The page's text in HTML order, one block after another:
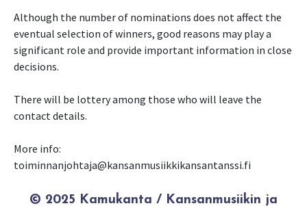
Although the number of nominations does not affect the
eventual selection of winners, good reasons may play a
significant role and provide important information in close
decisions.
There will be lottery among those who will leave the
contact details.
More info:
toiminnanjohtaja@kansanmusiikkikansantanssi.fi
© 2025 Kamukanta / Kansanmusiikin ja